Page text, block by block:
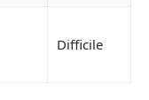
Difficile